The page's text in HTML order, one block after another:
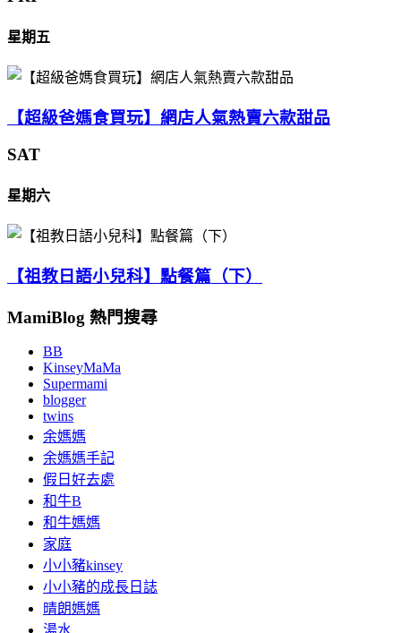
星期五
【超級爸媽食買玩】網店人氣熱賣六款甜品
SAT
星期六
【祖教日語小兒科】點餐篇（下）
MamiBlog 熱門搜尋
BB
KinseyMaMa
Supermami
blogger
twins
余媽媽
余媽媽手記
假日好去處
和牛B
和牛媽媽
家庭
小小豬kinsey
小小豬的成長日誌
晴朗媽媽